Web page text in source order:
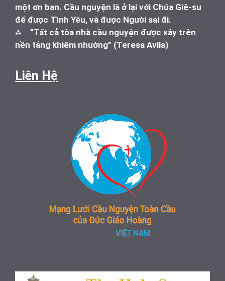
một ơn ban. Cầu nguyện là ở lại với Chúa Giê-su
để được Tình Yêu, và được Người sai đi.
⁂ ”Tất cả tòa nhà cầu nguyện được xây trên
nền tảng khiêm nhường” (Teresa Avila)
Liên Hệ